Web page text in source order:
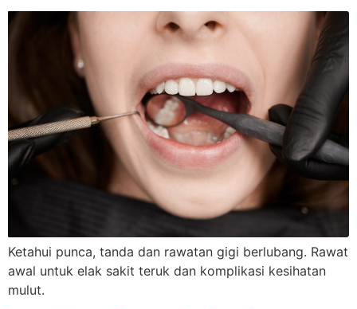
Ketahui punca, tanda dan rawatan gigi berlubang. Rawat
awal untuk elak sakit teruk dan komplikasi kesihatan
mulut.